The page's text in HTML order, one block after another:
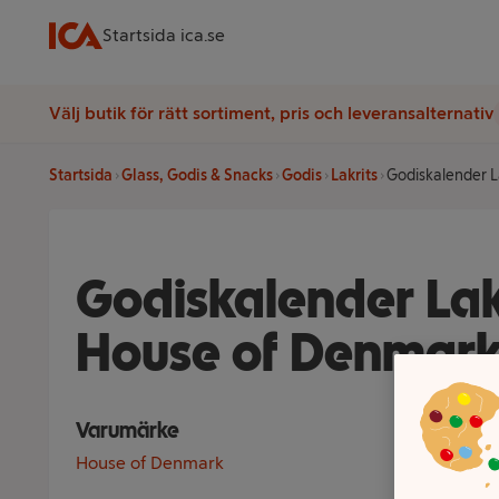
Startsida ica.se
Välj butik för rätt sortiment, pris och leveransalternativ
Startsida Glass, Godis & Snacks Godis Lakrits Godiskalender
Godiskalender
House of
Varumärke
House of Denmark